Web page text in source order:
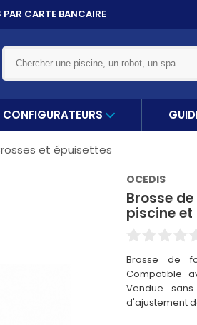
CARTE BANCAIRE
CONFIGURATEURS
et épuisettes
OCEDIS
Brosse
piscine et
Brosse de
Compatible
Vendue
d'ajustement